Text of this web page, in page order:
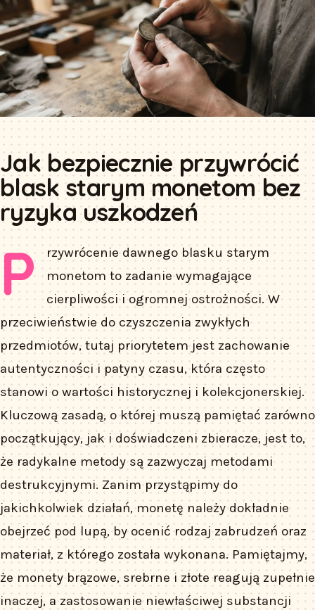
Jak bezpiecznie przywrócić
blask starym monetom bez
ryzyka uszkodzeń
P
rzywrócenie dawnego blasku starym
monetom to zadanie wymagające
cierpliwości i ogromnej ostrożności. W
przeciwieństwie do czyszczenia zwykłych
przedmiotów, tutaj priorytetem jest zachowanie
autentyczności i patyny czasu, która często
stanowi o wartości historycznej i kolekcjonerskiej.
Kluczową zasadą, o której muszą pamiętać zarówno
początkujący, jak i doświadczeni zbieracze, jest to,
że radykalne metody są zazwyczaj metodami
destrukcyjnymi. Zanim przystąpimy do
jakichkolwiek działań, monetę należy dokładnie
obejrzeć pod lupą, by ocenić rodzaj zabrudzeń oraz
materiał, z którego została wykonana. Pamiętajmy,
że monety brązowe, srebrne i złote reagują zupełnie
inaczej, a zastosowanie niewłaściwej substancji